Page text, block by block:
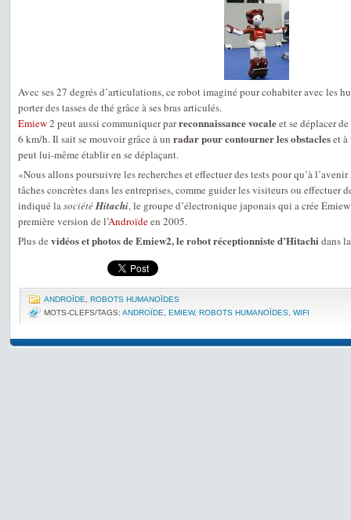
Avec ses 27 degrés d’articulations, ce robot imaginé pour cohabiter avec les
porter des tasses de thé grâce à ses bras articulés.
Emiew2 peut aussi communiquer parreconnaissance vocaleet se déplacer
6 km/h. Il sait se mouvoir grâce à un radar pour contourner les obstacleset
peut lui-même établir en se déplaçant.
«Nous allons poursuivre les recherches et effectuer des tests pour qu’à
tâches concrètes dans les entreprises, comme guider les visiteurs ou effectuer
indiqué lasociétéHitachi, le groupe d’électronique japonais qui a crée
première version de l’Androïdeen 2005.
Plus de vidéos et photos de Emiew2, le robot réceptionniste d’Hitachi dans
ANDROÏDE
ROBOTS HUMANOÏDES
MOTS-CLEFS/TAGS: ANDROÏDE EMIEW, ROBOTS HUMANOÏDES WIFI